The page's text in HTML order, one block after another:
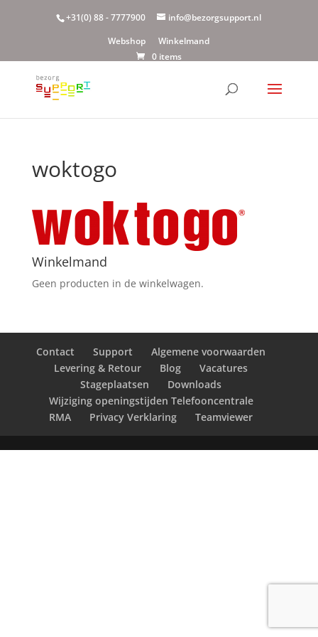
+31(0) 88 - 7777900
info@bezorgsupport.nl
Webshop
Winkelmand
0 items
woktogo
Winkelmand
Geen producten in de winkelwagen.
Contact Support
Algemene voorwaarden
Levering & Retour
Blog
Vacatures
Stageplaatsen
Downloads
Wijziging openingstijden Telefooncentrale
RMA
Privacy Verklaring Teamviewer